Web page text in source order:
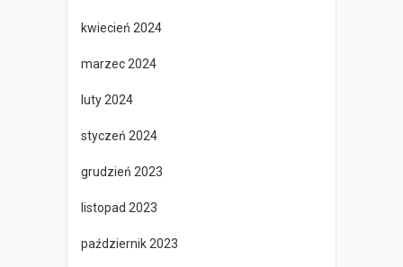
kwiecień 2024
marzec 2024
luty 2024
styczeń 2024
grudzień 2023
listopad 2023
październik 2023